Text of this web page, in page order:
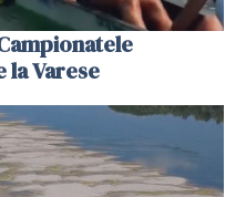
la Varese